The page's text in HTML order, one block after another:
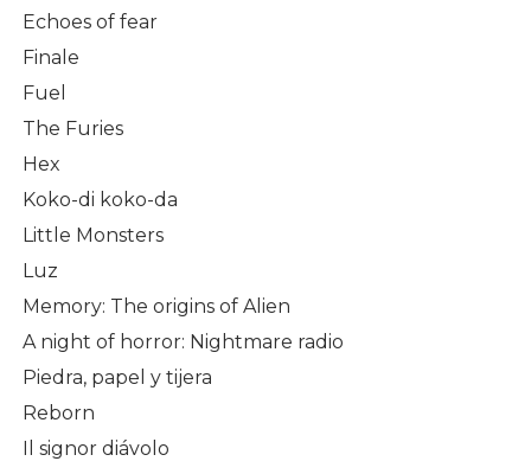
Echoes of fear
Finale
Fuel
The Furies
Hex
Koko-di koko-da
Little Monsters
Luz
Memory: The origins of Alien
A night of horror: Nightmare radio
Piedra, papel y tijera
Reborn
Il signor diávolo